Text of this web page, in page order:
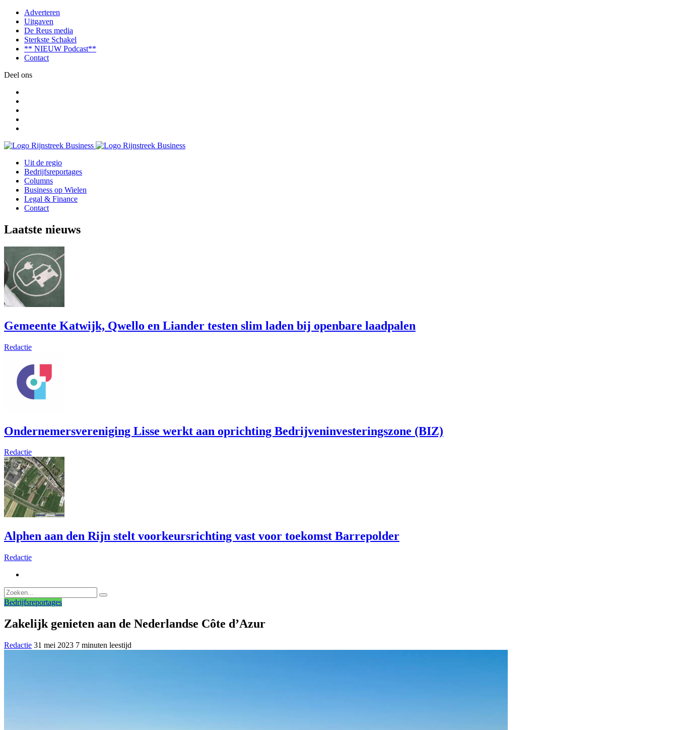
Adverteren
Uitgaven
De Reus media
Sterkste Schakel
** NIEUW Podcast**
Contact
Deel ons
Uit de regio
Bedrijfsreportages
Columns
Business op Wielen
Legal & Finance
Contact
Laatste nieuws
Gemeente Katwijk, Qwello en Liander testen slim laden bij openbare laadpalen
Redactie
Ondernemersvereniging Lisse werkt aan oprichting Bedrijveninvesteringszone (BIZ)
Redactie
Alphen aan den Rijn stelt voorkeursrichting vast voor toekomst Barrepolder
Redactie
Bedrijfsreportages
Zakelijk genieten aan de Nederlandse Côte d’Azur
Redactie 31 mei 2023 7 minuten leestijd